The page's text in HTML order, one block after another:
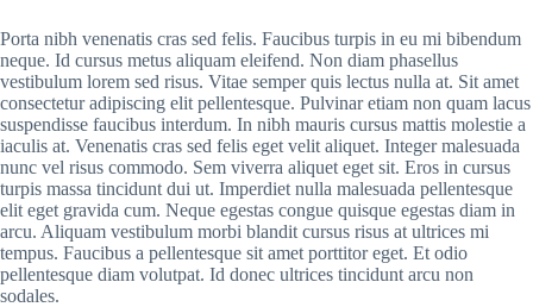
Porta nibh venenatis cras sed felis. Faucibus turpis in eu mi bibendum
neque. Id cursus metus aliquam eleifend. Non diam phasellus
vestibulum lorem sed risus. Vitae semper quis lectus nulla at. Sit amet
consectetur adipiscing elit pellentesque. Pulvinar etiam non quam lacus
suspendisse faucibus interdum. In nibh mauris cursus mattis molestie a
iaculis at. Venenatis cras sed felis eget velit aliquet. Integer malesuada
nunc vel risus commodo. Sem viverra aliquet eget sit. Eros in cursus
turpis massa tincidunt dui ut. Imperdiet nulla malesuada pellentesque
elit eget gravida cum. Neque egestas congue quisque egestas diam in
arcu. Aliquam vestibulum morbi blandit cursus risus at ultrices mi
tempus. Faucibus a pellentesque sit amet porttitor eget. Et odio
pellentesque diam volutpat. Id donec ultrices tincidunt arcu non
sodales.